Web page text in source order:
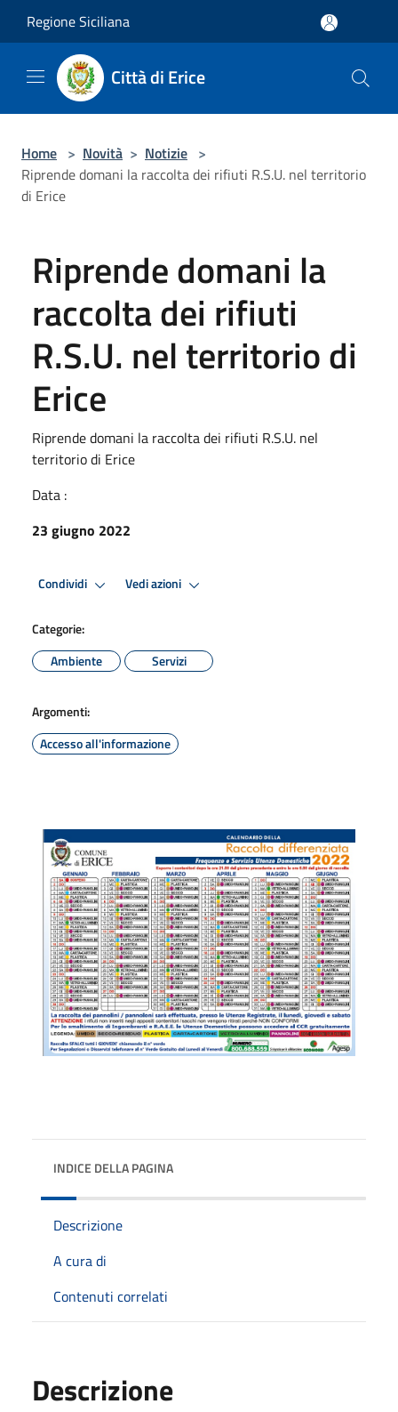
Regione Siciliana
Città di Erice
Home > Novità > Notizie >
Riprende domani la raccolta dei rifiuti R.S.U. nel territorio
di Erice
Riprende domani la
raccolta dei rifiuti
R.S.U. nel territorio di
Erice
Riprende domani la raccolta dei rifiuti R.S.U. nel
territorio di Erice
Data :
23 giugno 2022
Condividi Vedi azioni
Categorie:
Ambiente
Servizi
Argomenti:
Accesso all'informazione
INDICE DELLA PAGINA
Descrizione
A cura di
Contenuti correlati
Descrizione